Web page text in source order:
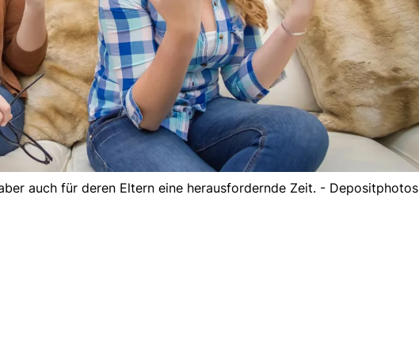
auch für deren Eltern eine herausfordernde Zeit. - Depositphotos